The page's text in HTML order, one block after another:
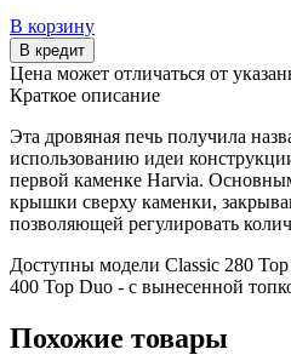
В корзину
В кредит
Цена может отличаться от
Краткое описание
Эта дровяная печь получила
использованию идеи
первой каменке Harvia.
крышки сверху каменки,
позволяющей регулировать
Доступны модели Classic 280
400 Top Duo - с вынесенной
Похожие товары